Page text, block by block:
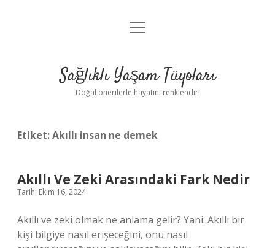
Anasayfa
Yasal Uyarı
menüyü
Sağlıklı Yaşam Tüyoları
Doğal önerilerle hayatını renklendir!
Etiket:Akıllı insan ne demek
Akıllı Ve Zeki Arasındaki Fark Nedir
Tarih: Ekim 16, 2024
Akıllı ve zeki olmak ne anlama gelir? Yani: Akıllı bir
kişi bilgiye nasıl erişeceğini, onu nasıl